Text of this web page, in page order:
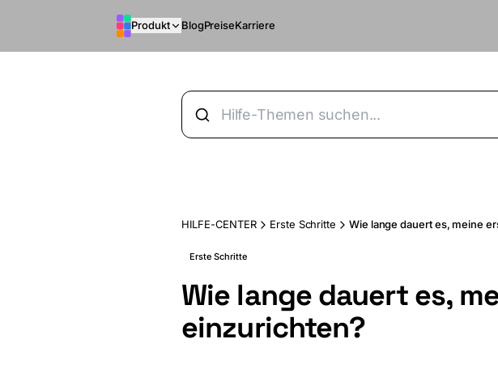
Produkt BlogPreiseKarriere
HILFE-CENTER Erste Schritte Wie lange dauert es, meine
Erste Schritte
Wie lange dauert es,
einzurichten?